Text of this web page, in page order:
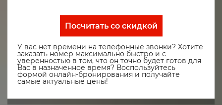
Посчитать со скидкой
У вас нет времени на телефонные звонки? Хотите
заказать номер максимально быстро и с
уверенностью в том, что он точно будет готов для
Вас в назначенное время? Воспользуйтесь
формой онлайн-бронирования и получайте
самые актуальные цены!